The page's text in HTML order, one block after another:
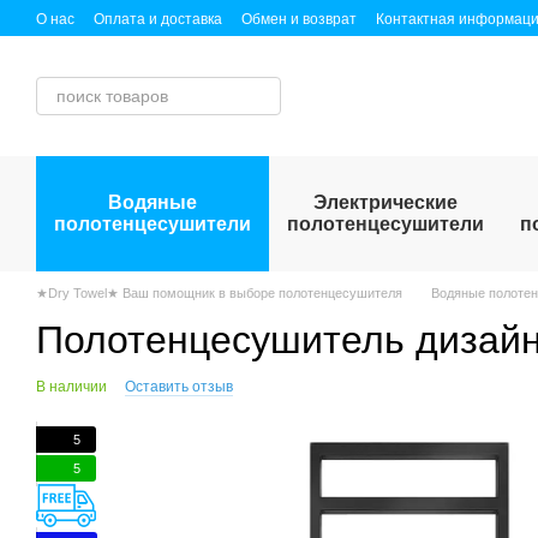
Перейти к основному контенту
О нас Оплата и доставка Обмен и возврат
Контактная
Водяные
полотенцесушители
Электрические
полотенцесушители
★Dry Towel★ Ваш помощник в выборе полотенцесушителя Водяные
Полотенцесушитель
В наличии Оставить отзыв
5
5